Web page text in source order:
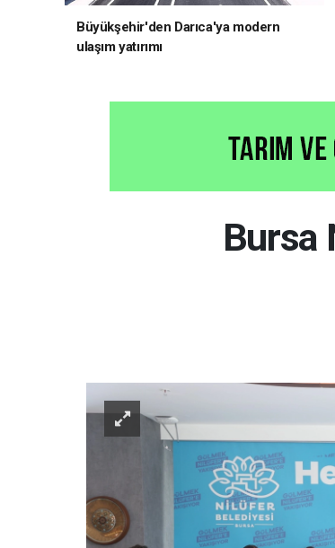
Büyükşehir'den Darıca'ya modern
ulaşım yatırımı
Bursa